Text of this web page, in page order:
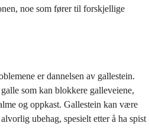
noe som fører til forskjellige
er dannelsen av gallestein.
som kan blokkere galleveiene,
og oppkast. Gallestein kan være
ubehag, spesielt etter å ha spist